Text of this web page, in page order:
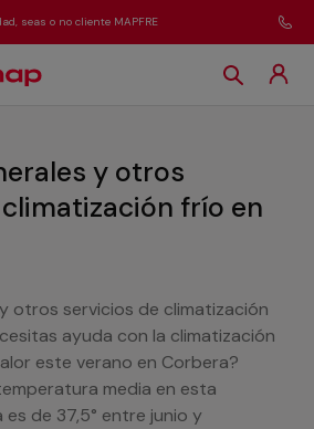
seas o no cliente MAPFRE
y otros
frío en
otros servicios de climatización
ayuda con la climatización
este verano en Corbera?
media en esta
de 37,5° entre junio y